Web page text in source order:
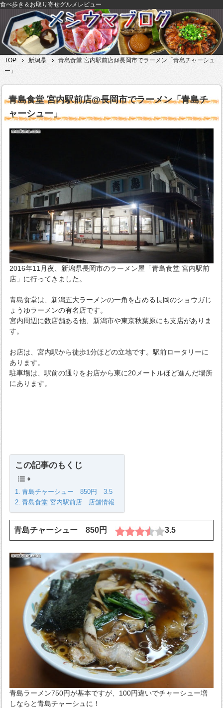
食べ歩き＆お取り寄せグルメレビュー
TOP 新潟県
青島食堂 宮内駅前店@長岡市でラーメン「青島チャーシュ
ー」
青島食堂 宮内駅前店@長岡市でラーメン「青島チ
ャーシュー」
2016年11月夜、新潟県長岡市のラーメン屋「青島食堂 宮内駅前
店」に行ってきました。
青島食堂は、新潟五大ラーメンの一角を占める長岡のショウガじ
ょうゆラーメンの有名店です。
宮内周辺に数店舗ある他、新潟市や東京秋葉原にも支店がありま
す。
お店は、宮内駅から徒歩1分ほどの立地です。駅前ロータリーに
あります。
駐車場は、駅前の通りをお店から東に20メートルほど進んだ場所
にあります。
この記事のもくじ
青島チャーシュー 850円 3.5
青島食堂 宮内駅前店 店舗情報
青島チャーシュー 850円 3.5
青島ラーメン750円が基本ですが、100円違いでチャーシュー増
しならと青島チャーシュに！